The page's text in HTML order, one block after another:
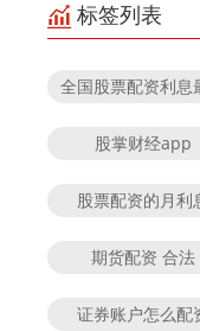
标签列表
全国股票配资利息
股掌财经app
股票配资的月利
期货配资 合法
证券账户怎么配